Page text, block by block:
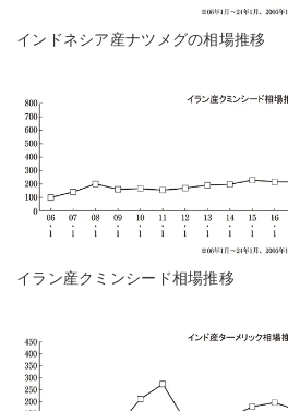
インドネシア産ナツメグの相場推移
イラン産クミンシード相場推移